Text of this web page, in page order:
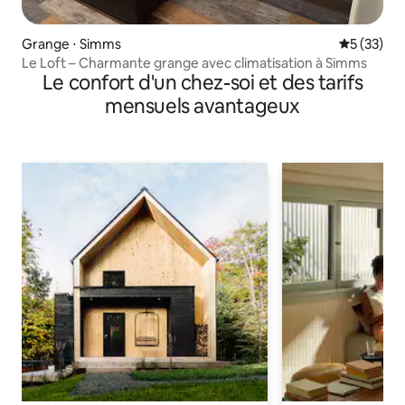
Grange ⋅ Simms
5 (33)
Le Loft – Charmante grange avec climatisation à Simms
Le confort d'un chez-soi et des tarifs
mensuels avantageux